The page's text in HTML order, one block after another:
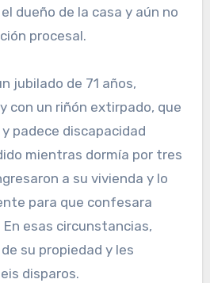
dueño de la casa y aún no
procesal.
jubilado de 71 años,
con un riñón extirpado, que
padece discapacidad
mientras dormía por tres
a su vivienda y lo
para que confesara
esas circunstancias,
su propiedad y les
disparos.